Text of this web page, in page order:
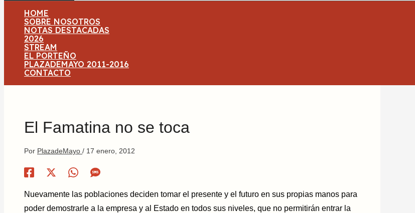
HOME
SOBRE NOSOTROS
NOTAS DESTACADAS
2026
STREAM
EL PORTEÑO
PLAZADEMAYO 2011-2016
CONTACTO
El Famatina no se toca
Por PlazadeMayo / 17 enero, 2012
Nuevamente las poblaciones deciden tomar el presente y el futuro en sus propias manos para
poder demostrarle a la empresa y al Estado en todos sus niveles, que no permitirán entrar la